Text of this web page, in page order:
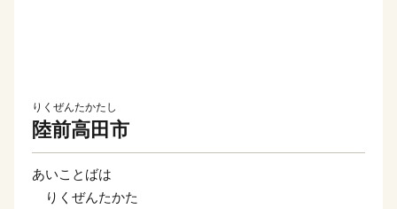
りくぜんたかたし
陸前高田市
あいことばは
りくぜんたかた